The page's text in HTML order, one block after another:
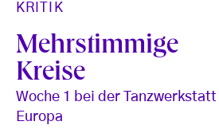
KRITIK
Mehrstimmige
Kreise
Woche 1 bei der Tanzwerkstatt
Europa